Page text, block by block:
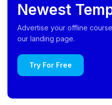
Newest
Advertise your offline
our landing page.
Try For Free